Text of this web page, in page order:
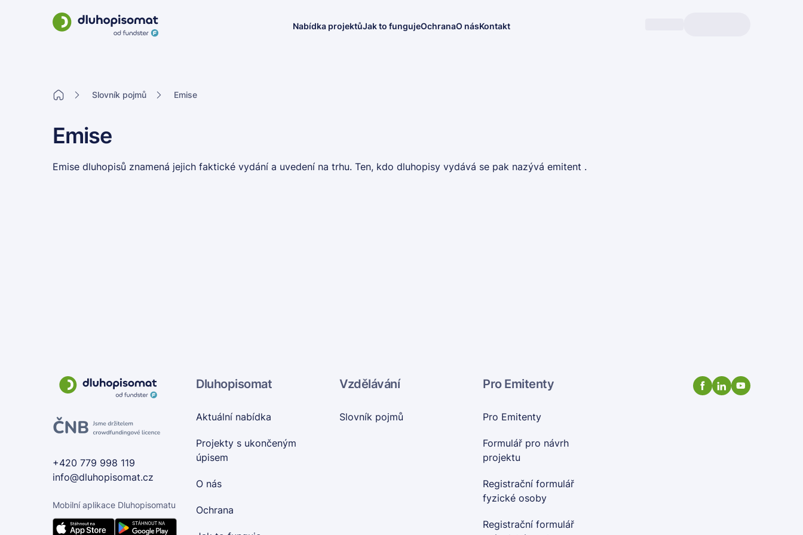
Nabídka projektůJak to fungujeOchranaO násKontakt
Slovník pojmů Emise
Emise
Emise dluhopisů znamená jejich faktické vydání a uvedení na trhu. Ten, kdo dluhopisy vydává se pak nazývá emitent .
+420 779 998 119
info@dluhopisomat.cz
Mobilní aplikace Dluhopisomatu
Dluhopisomat
Aktuální nabídka
Projekty s ukončeným
úpisem
O nás
Ochrana
Vzdělávání
Slovník pojmů
Pro Emitenty
Pro Emitenty
Formulář pro návrh
projektu
Registrační formulář
fyzické osoby
Registrační formulář